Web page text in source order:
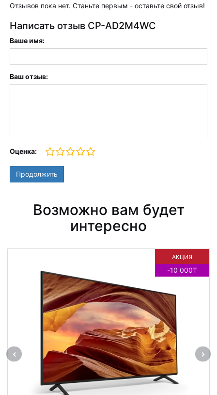
Отзывов пока нет. Станьте первым - оставьте свой отзыв!
Написать отзыв CP-AD2M4WC
Ваше имя:
Ваш отзыв:
Оценка:
Продолжить
Возможно вам будет
интересно
АКЦИЯ
-10 000₸